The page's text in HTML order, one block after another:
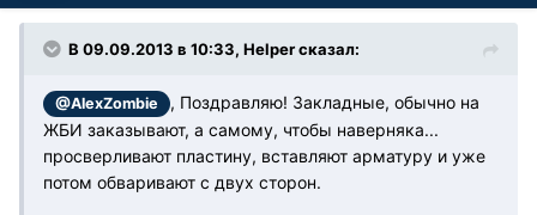
В 09.09.2013 в 10:33, Helper сказал:
@AlexZombie
, Поздравляю! Закладные, обычно на
ЖБИ заказывают, а самому, чтобы наверняка...
просверливают пластину, вставляют арматуру и уже
потом обваривают с двух сторон.